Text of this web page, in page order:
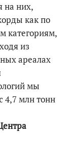
на них,
как по
категориям,
из
ареалах
мы
4,7 млн тонн